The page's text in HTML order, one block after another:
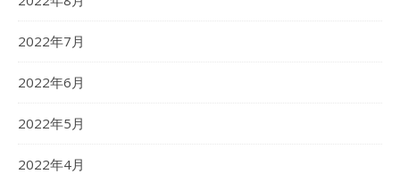
2022年7月
2022年6月
2022年5月
2022年4月